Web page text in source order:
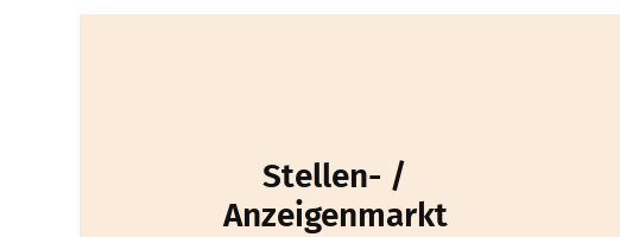
Stellen- /
Anzeigenmarkt